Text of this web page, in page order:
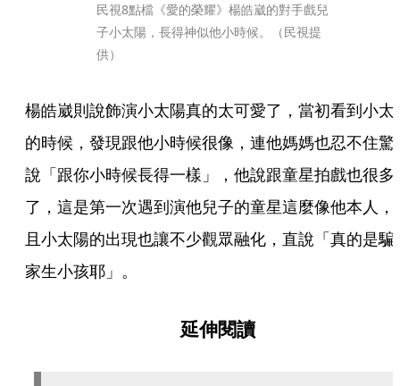
民視8點檔《愛的榮耀》楊皓崴的對手戲兒
子小太陽，長得神似他小時候。（民視提
供）
楊皓崴則說飾演小太陽真的太可愛了，當初看到小太
的時候，發現跟他小時候很像，連他媽媽也忍不住驚
說「跟你小時候長得一樣」，他說跟童星拍戲也很多
了，這是第一次遇到演他兒子的童星這麼像他本人，
且小太陽的出現也讓不少觀眾融化，直說「真的是騙
家生小孩耶」。
延伸閱讀